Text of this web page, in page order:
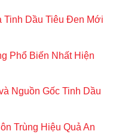
Tinh Dầu Tiêu Đen Mới
Phổ Biến Nhất Hiện
Nguồn Gốc Tinh Dầu
Trùng Hiệu Quả An